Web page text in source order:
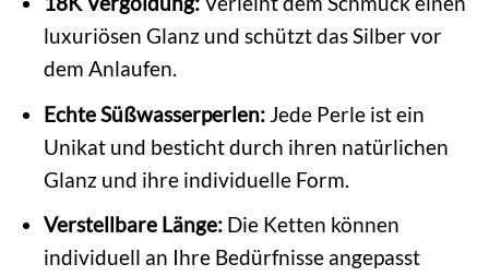
luxuriösen Glanz und schützt das Silber vor
dem Anlaufen.
Echte Süßwasserperlen:Jede Perle ist ein
Unikat und besticht durch ihren natürlichen
Glanz und ihre individuelle Form.
Verstellbare Länge:Die Ketten können
individuell an Ihre Bedürfnisse angepasst